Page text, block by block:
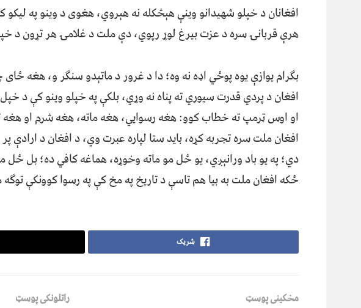
افغانان د خپلو شهیدانو وینې هېڅکله نه هېروي، هغوی د وینو په
هرې قربانۍ سره د عزت بیرغ لوړ رپوي، دې ملت د غلامۍ هر تړون د
بګرام یوازې یوه پوځي اډه نه وه؛ دا د غرور د ماتېدو سنګر و، هغه
افغان د پردي قدرت سیوري ته پناه نه وړي، بلکې په خپلو وینو کې د
او اوس ټرمپ ته خطاب کوو: هغه رسوايي، هغه ماته، هغه شرم او
افغان ملت سره تجربه کړه، باید ستا لپاره عبرت وي، د افغان د
دي؛ په یو باد ورانېږي، یو ځل مو ماته وخوړه، هماغه کافي ده؛ بل ځل
ځکه افغان ملت به بیا هم تاسې د تاریخ په مخ کې په رسوا کوونکې
شریک
مخکینی پوسټ
راتلونکی پوسټ